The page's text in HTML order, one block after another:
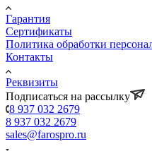
Гарантия
Сертификаты
Политика обработки
Контакты
Реквизиты
Подписаться на рассылку
8 937 032 2679
8 937 032 2679
sales@farospro.ru